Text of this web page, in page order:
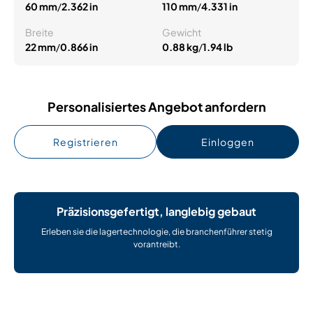
60 mm/2.362 in 110 mm/4.331 in
Breite
22 mm/0.866 in
Gewicht
0.88 kg/1.94 lb
Personalisiertes Angebot anfordern
Registrieren Einloggen
Präzisionsgefertigt, langlebig gebaut
Erleben sie die lagertechnologie, die branchenführer stetig
vorantreibt.